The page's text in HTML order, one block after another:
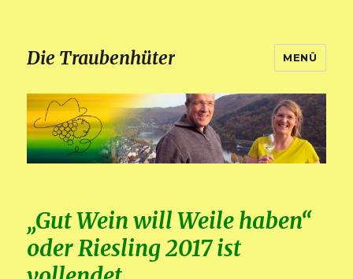
Die Traubenhüter MENÜ
„Gut Wein will Weile haben“
oder Riesling 2017 ist